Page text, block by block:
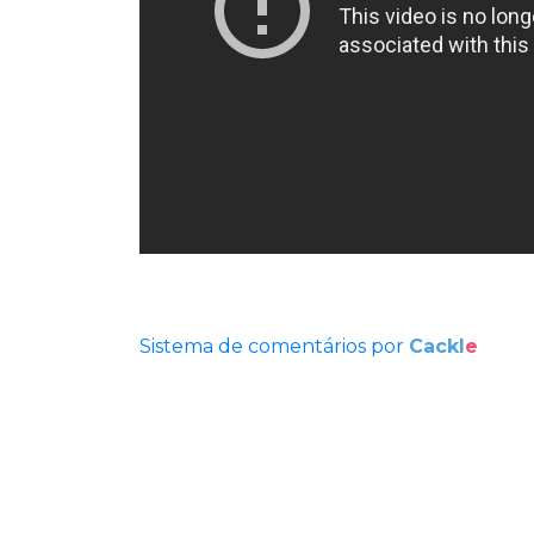
Sistema de comentários por Cackl e